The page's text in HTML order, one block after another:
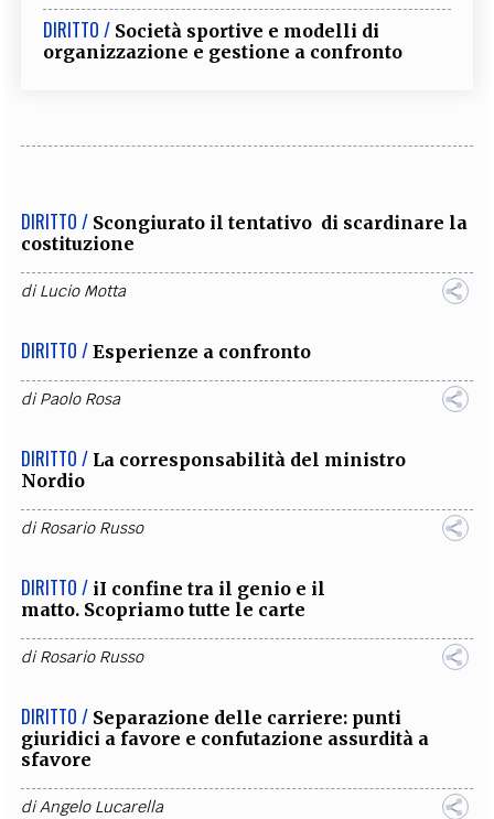
DIRITTO / Società sportive e modelli di
organizzazione e gestione a confronto
DIRITTO / Scongiurato il tentativo di scardinare la
costituzione
diLucio Motta
DIRITTO / Esperienze a confronto
diPaolo Rosa
DIRITTO / La corresponsabilità del ministro
Nordio
diRosario Russo
DIRITTO / iI confine tra il genio e il
matto. Scopriamo tutte le carte
diRosario Russo
DIRITTO / Separazione delle carriere: punti
giuridici a favore e confutazione assurdità a
sfavore
diAngelo Lucarella